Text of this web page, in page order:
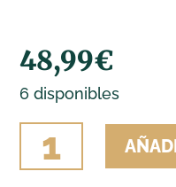
48,99€
6 disponibles
CALZONA
VUELTA